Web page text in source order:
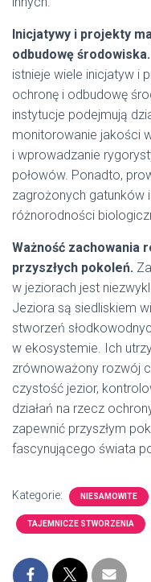
Inicjatywy i projekty
odbudowę środowiska.
istnieje wiele inicjatyw i
ochronę i odbudowę
instytucje podejmują
monitorowanie jakości
i wprowadzanie
połowów. Ponadto,
zagrożonych gatunków
różnorodności
Ważność zachowania
przyszłych pokoleń.
w jeziorach jest
Jeziora są siedliskiem
stworzeń
w ekosystemie. Ich
zrównoważony rozwój
czystość jezior,
działań na rzecz
zapewnić przyszłym
fascynującego świata
Kategorie: NIESAMOWITE
TAJEMNICZE STWORZENIA